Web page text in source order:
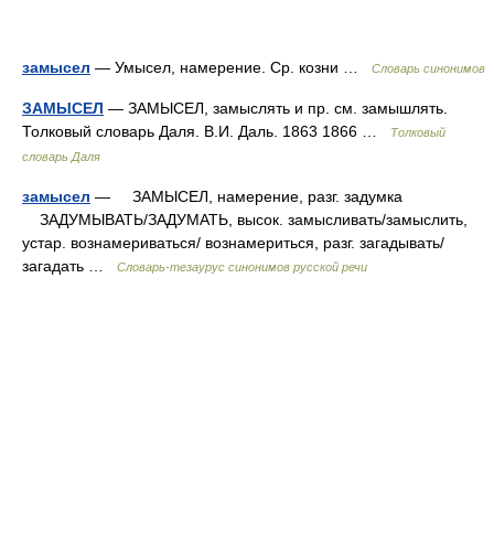
замысел — Умысел, намерение. Ср. козни … Словарь синонимов
ЗАМЫСЕЛ — ЗАМЫСЕЛ, замыслять и пр. см. замышлять.
Толковый словарь Даля. В.И. Даль. 1863 1866 …
Толковый
словарь Даля
замысел — ЗАМЫСЕЛ, намерение, разг. задумка
ЗАДУМЫВАТЬ/ЗАДУМАТЬ, высок. замысливать/замыслить,
устар. вознамериваться/ вознамериться, разг. загадывать/
загадать …
Словарь-тезаурус синонимов русской речи